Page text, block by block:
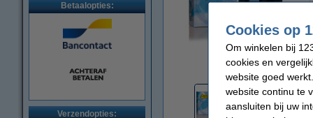
Betaalopties:
Verzendopties:
Cookies op
Om winkelen bij
cookies en
website goed
website continu te
aansluiten bij uw